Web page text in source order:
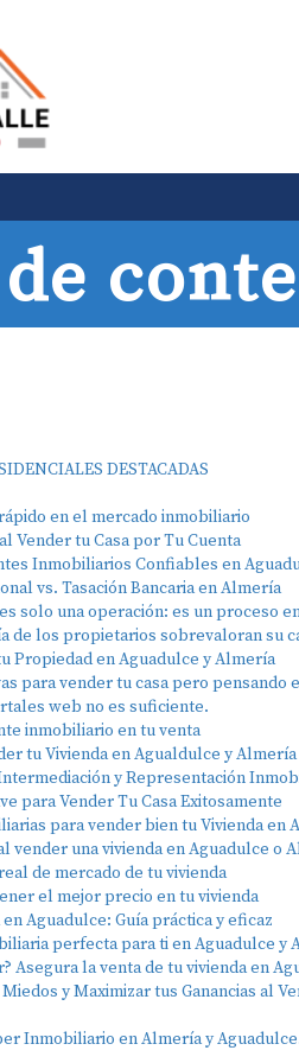
DESTACADAS
en el mercado inmobiliario
Vender tu Casa por Tu Cuenta
Inmobiliarios Confiables en
vs. Tasación Bancaria en Almería
solo una operación: es un proceso
de los propietarios sobrevaloran su
Propiedad en Aguadulce y Almería
para vender tu casa pero pensando
web no es suficiente.
inmobiliario en tu venta
tu Vivienda en Agualdulce y Almería
y Representación
para Vender Tu Casa Exitosamente
para vender bien tu Vivienda en
vender una vivienda en Aguadulce o
de mercado de tu vivienda
el mejor precio en tu vivienda
Aguadulce: Guía práctica y eficaz
perfecta para ti en Aguadulce y
Asegura la venta de tu vivienda en
y Maximizar tus Ganancias al
Inmobiliario en Almería y